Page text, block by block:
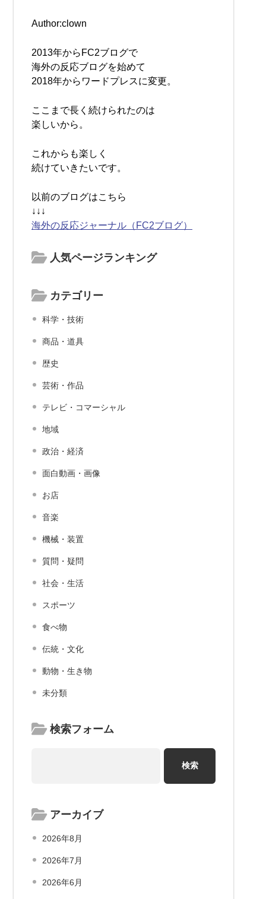
Author:clown
2013年からFC2ブログで
海外の反応ブログを始めて
2018年からワードプレスに変更。
ここまで長く続けられたのは
楽しいから。
これからも楽しく
続けていきたいです。
以前のブログはこちら
↓↓↓
海外の反応ジャーナル（FC2ブログ）
人気ページランキング
カテゴリー
科学・技術
商品・道具
歴史
芸術・作品
テレビ・コマーシャル
地域
政治・経済
面白動画・画像
お店
音楽
機械・装置
質問・疑問
社会・生活
スポーツ
食べ物
伝統・文化
動物・生き物
未分類
検索フォーム
アーカイブ
2026年8月
2026年7月
2026年6月